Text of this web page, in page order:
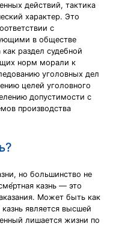
действий, тактика
характер. Это
с
в обществе
раздел судебной
норм морали к
уголовных дел
целей уголовного
допустимости с
производства
но большинство не
казнь — это
Может быть как
является высшей
лишается жизни по